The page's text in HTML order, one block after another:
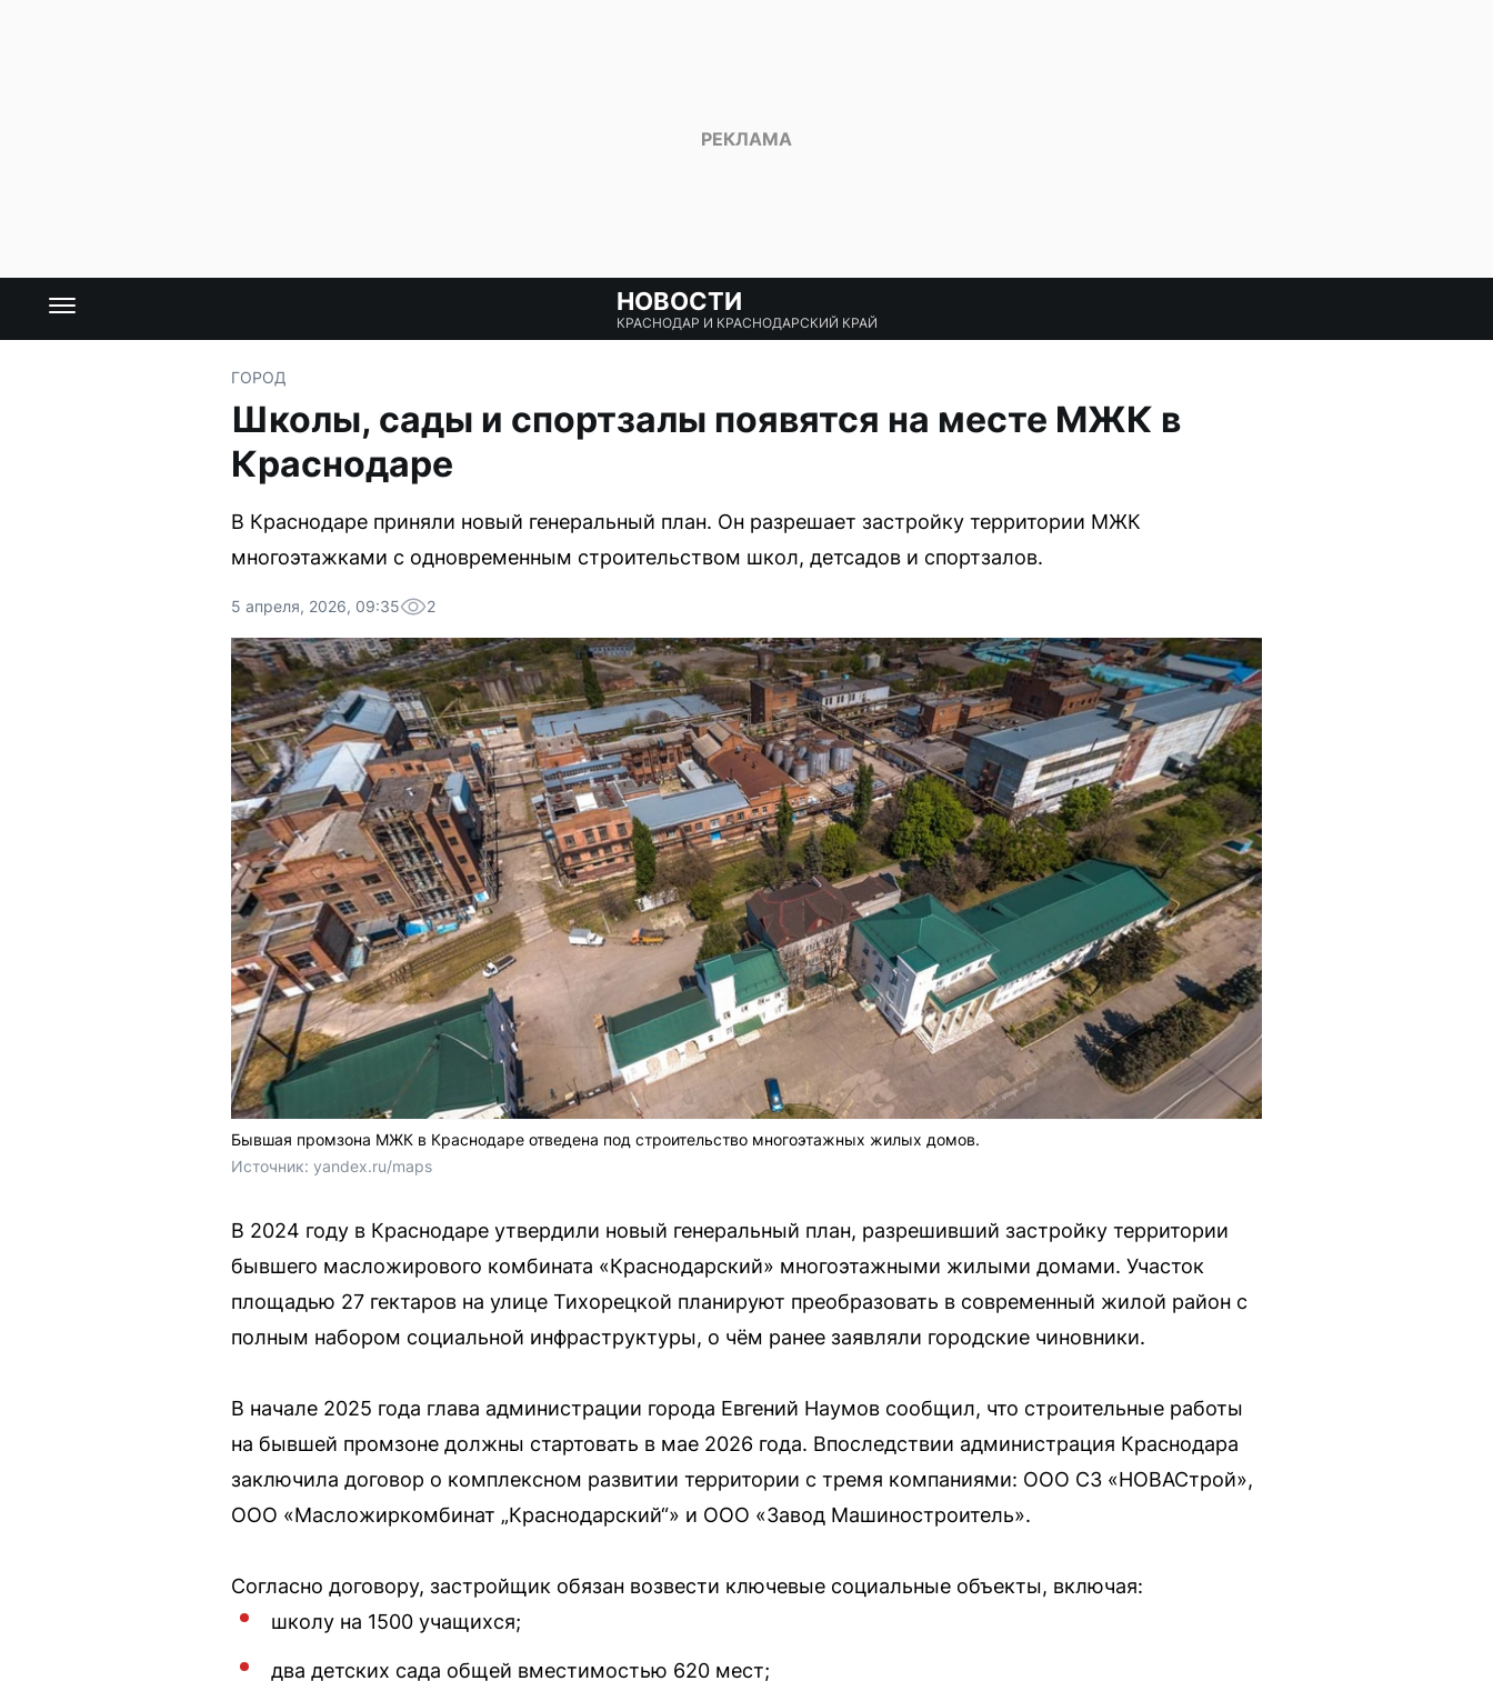
НОВОСТИ
КРАСНОДАР И КРАСНОДАРСКИЙ КРАЙ
ГОРОД
Школы, сады и спортзалы появятся на месте МЖК в
Краснодаре
В Краснодаре приняли новый генеральный план. Он разрешает застройку территории МЖК
многоэтажками с одновременным строительством школ, детсадов и спортзалов.
5 апреля, 2026, 09:35 2
Бывшая промзона МЖК в Краснодаре отведена под строительство многоэтажных жилых домов.
Источник: yandex.ru/maps
В 2024 году в Краснодаре утвердили новый генеральный план, разрешивший застройку территории
бывшего масложирового комбината «Краснодарский» многоэтажными жилыми домами. Участок
площадью 27 гектаров на улице Тихорецкой планируют преобразовать в современный жилой район с
полным набором социальной инфраструктуры, о чём ранее заявляли городские чиновники.
В начале 2025 года глава администрации города Евгений Наумов сообщил, что строительные работы
на бывшей промзоне должны стартовать в мае 2026 года. Впоследствии администрация Краснодара
заключила договор о комплексном развитии территории с тремя компаниями: ООО СЗ «НОВАСтрой»,
ООО «Масложиркомбинат „Краснодарский“» и ООО «Завод Машиностроитель».
Согласно договору, застройщик обязан возвести ключевые социальные объекты, включая:
школу на 1500 учащихся;
два детских сада общей вместимостью 620 мест;